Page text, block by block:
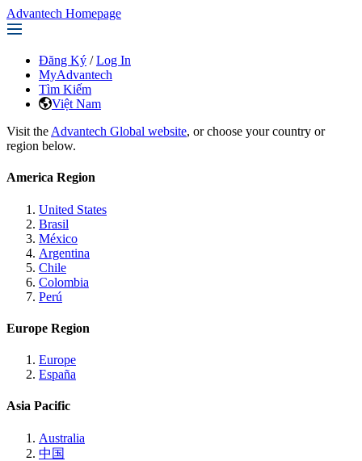
Advantech Homepage
Đăng Ký / Log In
MyAdvantech
Tìm Kiếm
Việt Nam
Visit the Advantech Global website, or choose your country or
region below.
America Region
United States
Brasil
México
Argentina
Chile
Colombia
Perú
Europe Region
Europe
España
Asia Pacific
Australia
中国